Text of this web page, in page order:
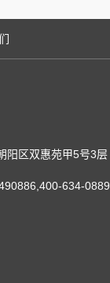
阳区双惠苑甲5号3层
634-0889